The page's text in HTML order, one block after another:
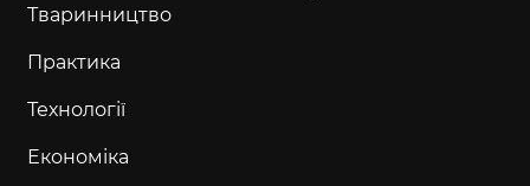
Тваринництво
Практика
Технології
Економіка